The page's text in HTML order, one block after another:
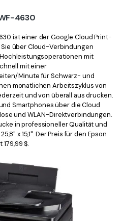
4630
ist einer der Google Cloud Print-
über Cloud-Verbindungen
mit
mit einer
Minute für Schwarz- und
monatlichen Arbeitszyklus von
und von überall aus drucken.
Smartphones über die Cloud
und WLAN-Direktverbindungen.
in professioneller Qualität und
x 15,1". Der Preis für den Epson
$.